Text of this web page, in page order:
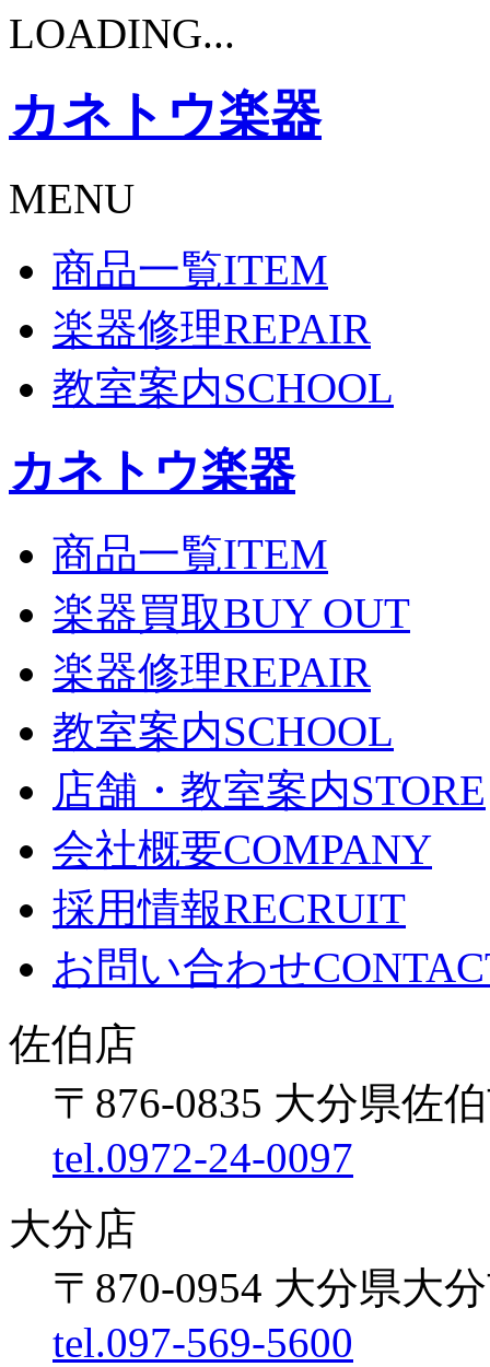
LOADING...
カネトウ楽器
MENU
商品一覧ITEM
楽器修理REPAIR
教室案内SCHOOL
カネトウ楽器
商品一覧ITEM
楽器買取BUY OUT
楽器修理REPAIR
教室案内SCHOOL
店舗・教室案内STORE
会社概要COMPANY
採用情報RECRUIT
お問い合わせ
佐伯店
〒876-0835 大分県佐
tel.0972-24-0097
大分店
〒870-0954 大分県大
tel.097-569-5600